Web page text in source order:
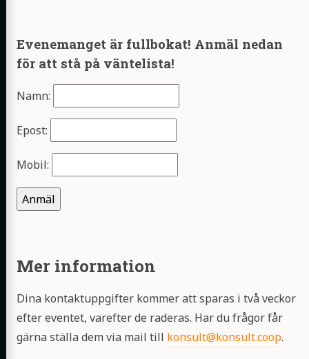
Evenemanget är fullbokat! Anmäl nedan
för att stå på väntelista!
Namn:
Epost:
Mobil:
Anmäl
Mer information
Dina kontaktuppgifter kommer att sparas i två veckor
efter eventet, varefter de raderas. Har du frågor får
gärna ställa dem via mail till konsult@konsult.coop.